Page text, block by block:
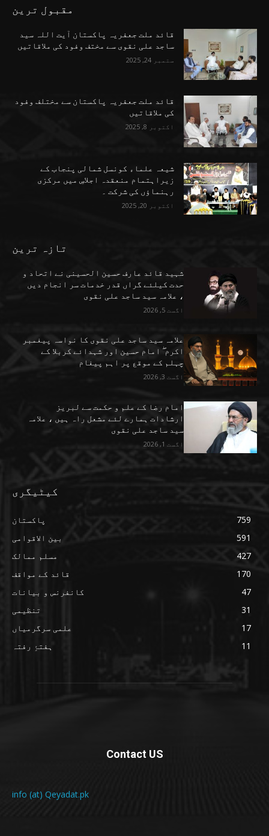
مقبول ترین
قائد ملت جعفریہ پاکستان آیت اللہ سید
ساجد علی نقوی سے مختف وفود کی ملاقاتیں
ستمبر 24, 2025
قائد ملت جعفریہ پاکستان سے مختلف وفود
کی ملاقاتیں
اکتوبر 8, 2025
شیعہ علماء کونسل شمالی پنجاب کے
زیراہتمام منعقدہ اجلاسِ میں مرکزی
رہنماؤں کی شرکت ۔
اکتوبر 20, 2025
تازہ ترین
شہید قائد عارف حسین الحسینی نے اتحاد و
حدت کیلئے گراں قدر خدمات سر انجام دیں
، علامہ سید ساجد علی نقوی
اگست 5, 2026
علامہ سید ساجد علی نقوی کا نواسہ پیغمبر
اکرم ۖ امام حسین اور شہدائے کربلا کے
چہلم کے موقع پر اہم پیغام
اگست 3, 2026
امام رضا کے علم و حکمت سے لبریز
ارشادات ہمارے لئے مشعل راہ ہیں ، علامہ
سید ساجد علی نقوی
اگست 1, 2026
کیٹیگری
پاکستان
759
بین الاقوامی
591
مسلم ممالک
427
قائد کے مواقف
170
کانفرنس و بیانات
47
تنظیمی
31
علمی سرگرمیاں
17
ہفتۂِ رفتہ
11
Contact US
info (at) Qeyadat.pk